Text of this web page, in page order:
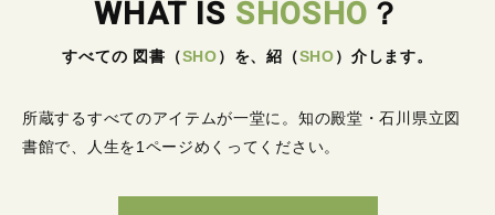
WHAT IS SHOSHO ？
すべての 図書 （SHO） を、紹 （SHO） 介します。
所蔵するすべてのアイテムが一堂に。 知の殿堂・石川県立図
書館で、人生を1ページめくってください。